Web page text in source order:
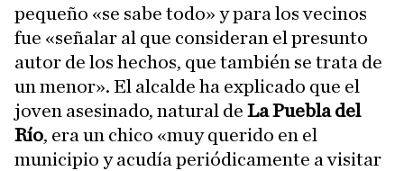
pequeño «se sabe todo» y para los vecinos
fue «señalar al que consideran el presunto
autor de los hechos, que también se trata de
un menor». El alcalde ha explicado que el
joven asesinado, natural de La Puebla del
Río, era un chico «muy querido en el
municipio y acudía periódicamente a visitar